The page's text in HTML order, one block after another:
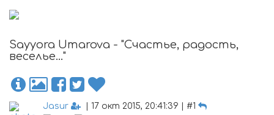
Sayyora Umarova - "Cчастье, радость,
веселье..."
Jasur | 17 окт 2015, 20:41:39 | #1